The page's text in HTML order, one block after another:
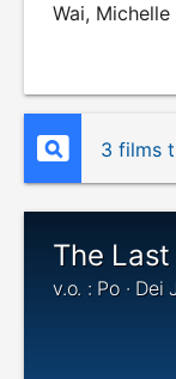
Wai, Michelle
3 films
The
v.o. : Po · Dei